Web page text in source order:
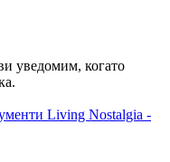
уведомим, когато